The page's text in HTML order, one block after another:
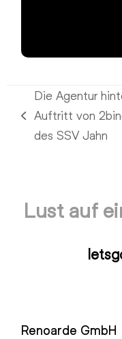
vorheriger
Beitrag:
Die Agentur
Auftritt von
des SSV Jahn
Lust auf
Renoarde GmbH